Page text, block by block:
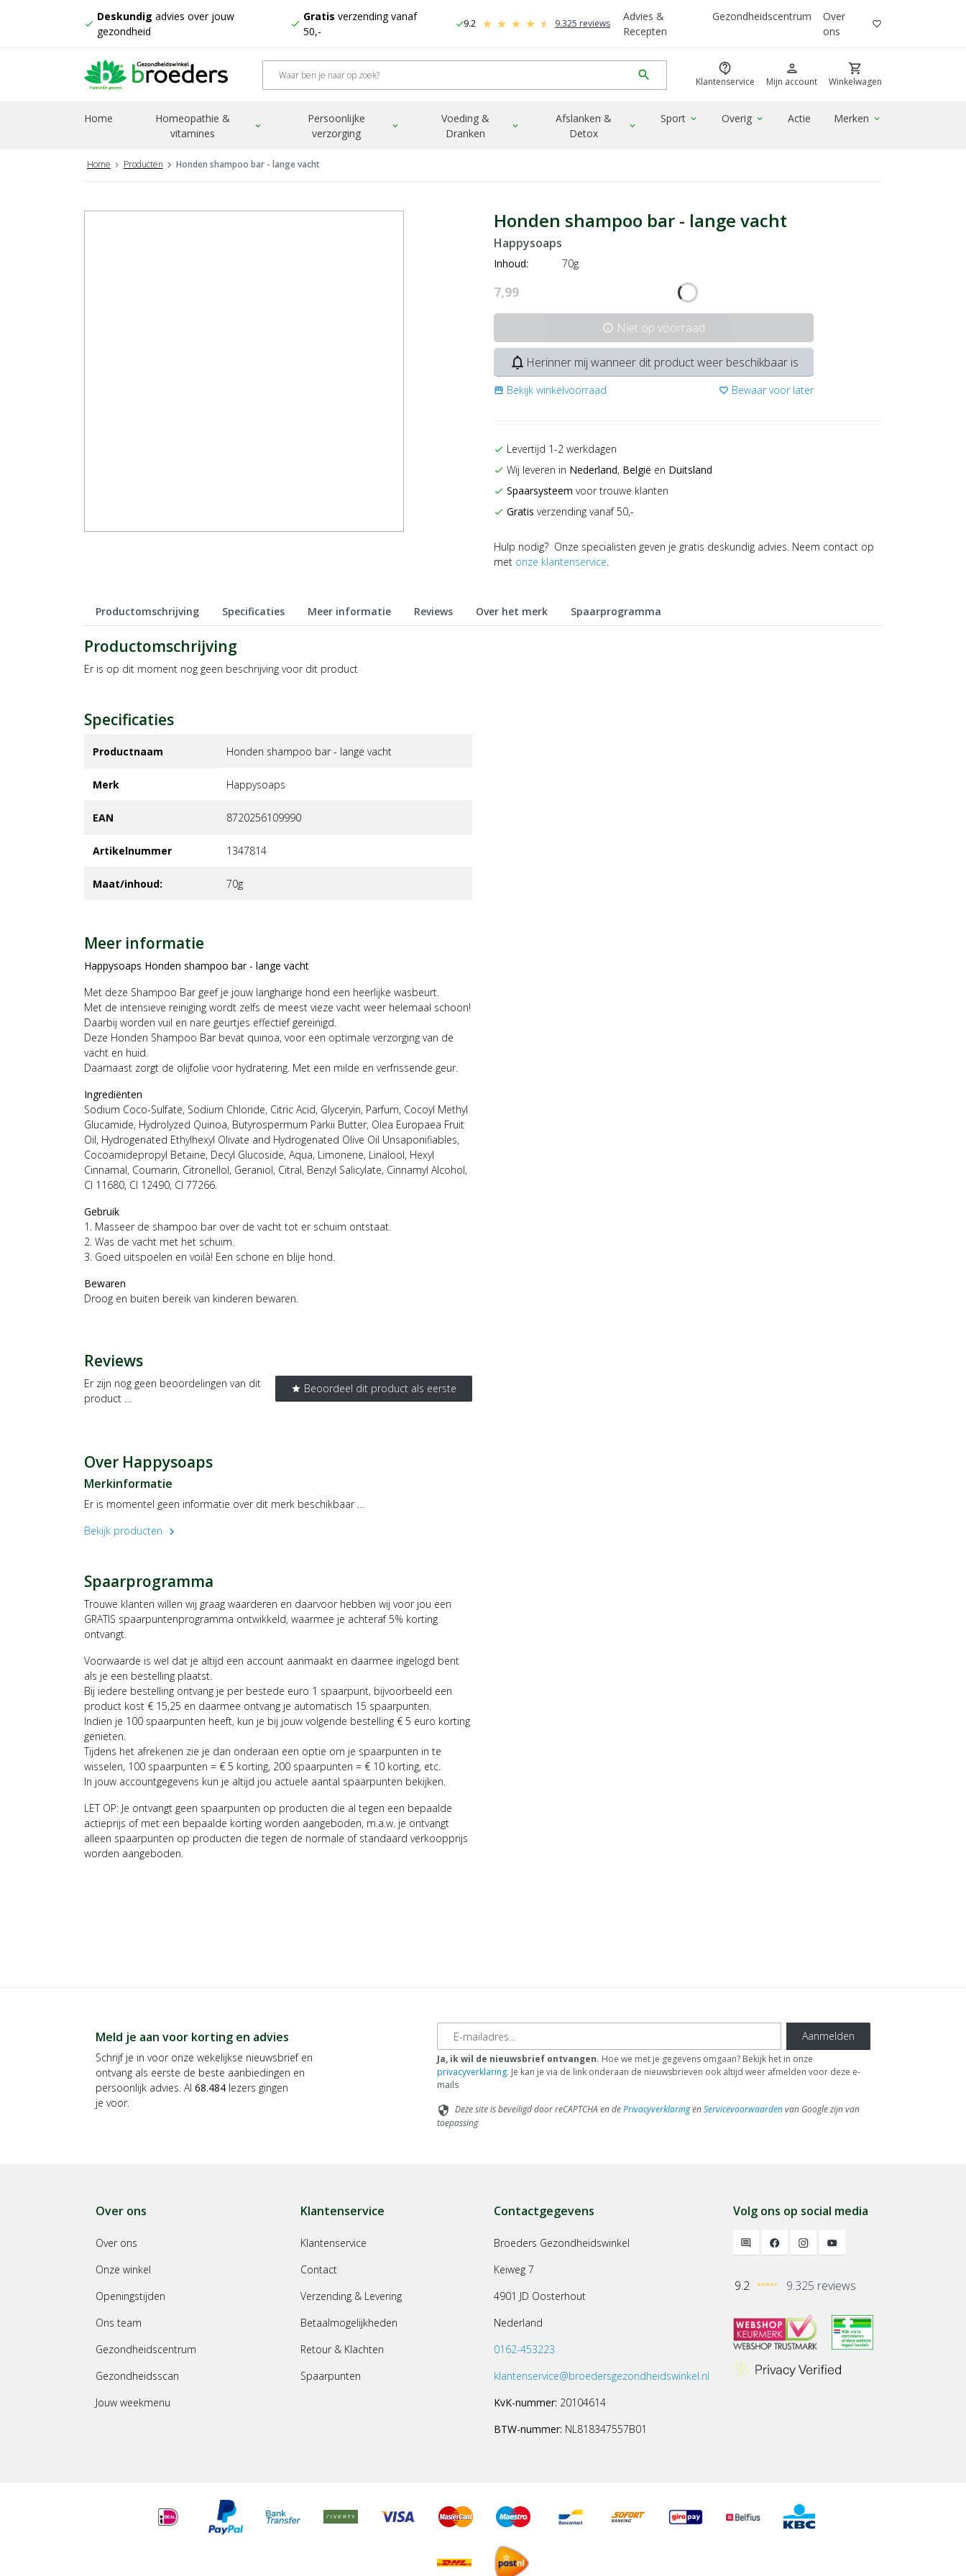
check
Deskundig advies over jouw
gezondheid
check
Gratis verzending vanaf
50,-
check9.2 9.325 reviews
Advies &
Recepten
Gezondheidscentrum
Over
ons
favorite_border
search contact_support
Klantenservice
person
Mijn account
shopping_cart
Winkelwagen
Home
Homeopathie &
vitamines
expand_more
Persoonlijke
verzorging
expand_more
Voeding &
Dranken
expand_more
Afslanken &
Detox
expand_more
Sport expand_more Overig expand_more Actie Merken expand_more
Home Producten Honden shampoo bar - lange vacht
Honden shampoo bar - lange vacht
Happysoaps
Inhoud: 70g
7,99
info Niet op voorraad
notifications_none Herinner mij wanneer dit product weer beschikbaar is
storefront Bekijk winkelvoorraad favorite_border Bewaar voor later
check Levertijd 1-2 werkdagen
check Wij leveren in Nederland, België en Duitsland
check Spaarsysteem voor trouwe klanten
check Gratis verzending vanaf 50,-
Hulp nodig? Onze specialisten geven je gratis deskundig advies. Neem contact op
met onze klantenservice.
Productomschrijving Specificaties Meer informatie Reviews Over het merk Spaarprogramma
Productomschrijving
Er is op dit moment nog geen beschrijving voor dit product
Specificaties
Productnaam Honden shampoo bar - lange vacht
Merk happysoaps
EAN 8720256109990
Artikelnummer 1347814
Maat/inhoud: 70g
Meer informatie
Happysoaps Honden shampoo bar - lange vacht
Met deze Shampoo Bar geef je jouw langharige hond een heerlijke wasbeurt.
Met de intensieve reiniging wordt zelfs de meest vieze vacht weer helemaal schoon!
Daarbij worden vuil en nare geurtjes effectief gereinigd.
Deze Honden Shampoo Bar bevat quinoa, voor een optimale verzorging van de
vacht en huid.
Daarnaast zorgt de olijfolie voor hydratering. Met een milde en verfrissende geur.
Ingrediënten
Sodium Coco-Sulfate, Sodium Chloride, Citric Acid, Glyceryin, Parfum, Cocoyl Methyl
Glucamide, Hydrolyzed Quinoa, Butyrospermum Parkii Butter, Olea Europaea Fruit
Oil, Hydrogenated Ethylhexyl Olivate and Hydrogenated Olive Oil Unsaponifiables,
Cocoamidepropyl Betaine, Decyl Glucoside, Aqua, Limonene, Linalool, Hexyl
Cinnamal, Coumarin, Citronellol, Geraniol, Citral, Benzyl Salicylate, Cinnamyl Alcohol,
CI 11680, CI 12490, CI 77266.
Gebruik
1. Masseer de shampoo bar over de vacht tot er schuim ontstaat.
2. Was de vacht met het schuim.
3. Goed uitspoelen en voilà! Een schone en blije hond.
Bewaren
Droog en buiten bereik van kinderen bewaren.
Reviews
star Beoordeel dit product als eerste
Er zijn nog geen beoordelingen van dit
product …
Over Happysoaps
Merkinformatie
Er is momentel geen informatie over dit merk beschikbaar …
Bekijk producten
chevron_right
Spaarprogramma
Trouwe klanten willen wij graag waarderen en daarvoor hebben wij voor jou een
GRATIS spaarpuntenprogramma ontwikkeld, waarmee je achteraf 5% korting
ontvangt.
Voorwaarde is wel dat je altijd een account aanmaakt en daarmee ingelogd bent
als je een bestelling plaatst.
Bij iedere bestelling ontvang je per bestede euro 1 spaarpunt, bijvoorbeeld een
product kost € 15,25 en daarmee ontvang je automatisch 15 spaarpunten.
Indien je 100 spaarpunten heeft, kun je bij jouw volgende bestelling € 5 euro korting
genieten.
Tijdens het afrekenen zie je dan onderaan een optie om je spaarpunten in te
wisselen, 100 spaarpunten = € 5 korting, 200 spaarpunten = € 10 korting, etc.
In jouw accountgegevens kun je altijd jou actuele aantal spaarpunten bekijken.
LET OP: Je ontvangt geen spaarpunten op producten die al tegen een bepaalde
actieprijs of met een bepaalde korting worden aangeboden, m.a.w. je ontvangt
alleen spaarpunten op producten die tegen de normale of standaard verkoopprijs
worden aangeboden.
Meld je aan voor korting en advies
Schrijf je in voor onze wekelijkse nieuwsbrief en
ontvang als eerste de beste aanbiedingen en
persoonlijk advies. Al 68.484 lezers gingen
je voor.
E-mailadres Aanmelden
Ja, ik wil de nieuwsbrief ontvangen. Hoe we met je gegevens omgaan? Bekijk het in onze
privacyverklaring. Je kan je via de link onderaan de nieuwsbrieven ook altijd weer afmelden voor deze e-
mails
security Deze site is beveiligd door reCAPTCHA en dePrivacyverklaringenServicevoorwaardenvan Google zijn van
toepassing
Over ons
Over ons
Onze winkel
Openingstijden
Ons team
Gezondheidscentrum
Gezondheidsscan
Jouw weekmenu
Klantenservice
Klantenservice
Contact
Verzending & Levering
Betaalmogelijkheden
Retour & Klachten
Spaarpunten
Contactgegevens
Broeders Gezondheidswinkel
Keiweg 7
4901 JD Oosterhout
Nederland
0162-453223
klantenservice@broedersgezondheidswinkel.nl
KvK-nummer: 20104614
BTW-nummer: NL818347557B01
Volg ons op social media
9.2 9.325 reviews